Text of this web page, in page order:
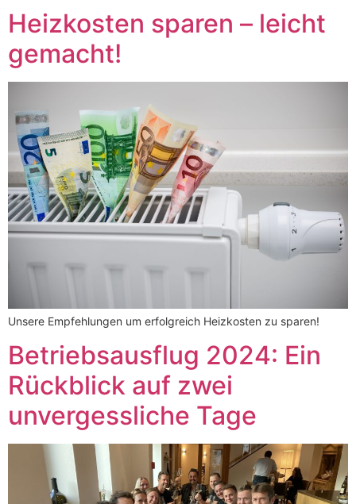
Heizkosten sparen – leicht
gemacht!
Unsere Empfehlungen um erfolgreich Heizkosten zu sparen!
Betriebsausflug 2024: Ein
Rückblick auf zwei
unvergessliche Tage